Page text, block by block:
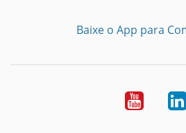
Baixe o App para
Youtube